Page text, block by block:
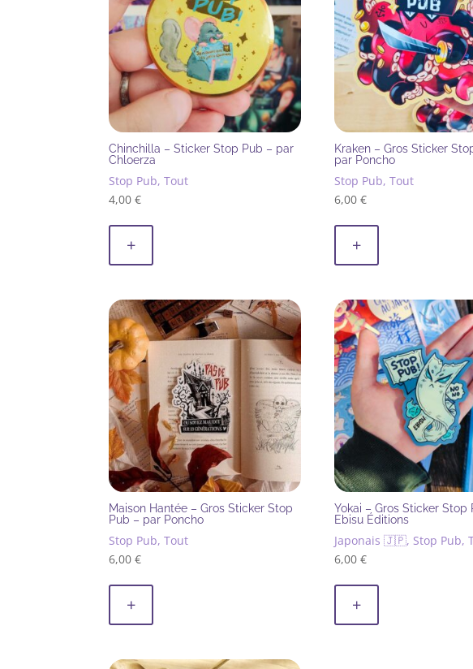
plus
ancien
Chinchilla – Sticker Stop Pub – par
Chloerza
Stop Pub, Tout
4,00€
+
Kraken – Gros Sticker
par Poncho
Stop Pub, Tout
6,00€
+
Maison Hantée – Gros Sticker Stop
Pub – par Poncho
Stop Pub, Tout
6,00€
+
Yokai – Gros Sticker Stop
Ebisu Éditions
Japonais 🇯🇵, Stop Pub,
6,00€
+